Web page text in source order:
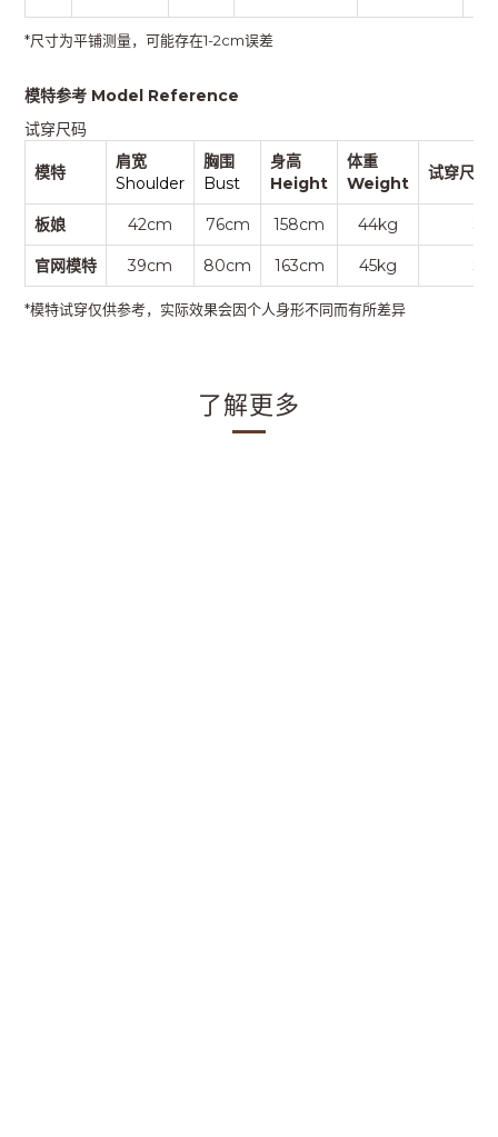
*尺寸为平铺测量，可能存在1-2cm误差
模特参考 Model Reference
试穿尺码
模特
肩宽
Shoulder
胸围
Bust
身高
Height
体重
Weight
试穿尺
板娘 42cm 76cm 158cm 44kg S
官网模特 39cm 80cm 163cm 45kg S
*模特试穿仅供参考，实际效果会因个人身形不同而有所差异
了解更多